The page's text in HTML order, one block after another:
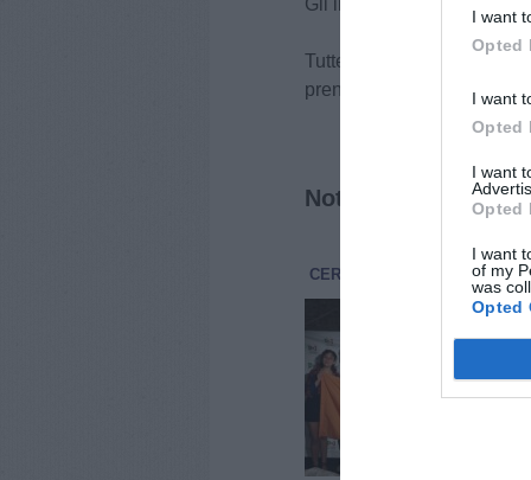
I want
Opted
I want
Opted
I want
Opted
I want
of my
was
Opted
Tutte le sere dalle 19.30
prenotazioni WhatsApp:
Notizie correlate
CERTALDO ATTUALITÀ 4
A